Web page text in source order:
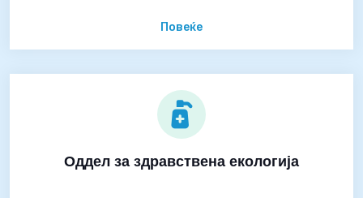
Повеќе
Оддел за здравствена екологија